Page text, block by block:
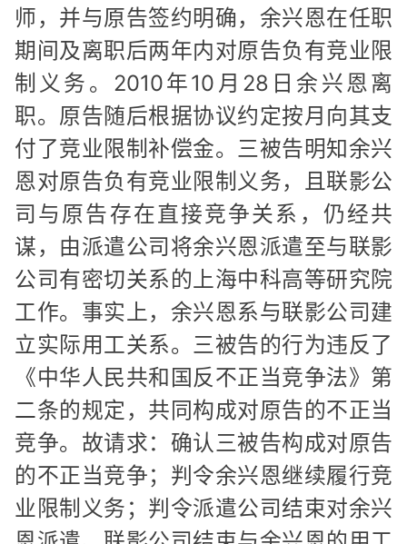
师，并与原告签约明确，余兴恩在任职
期间及离职后两年内对原告负有竞业限
制义务。2010年10月28日余兴恩离
职。原告随后根据协议约定按月向其支
付了竞业限制补偿金。三被告明知余兴
恩对原告负有竞业限制义务，且联影公
司与原告存在直接竞争关系，仍经共
谋，由派遣公司将余兴恩派遣至与联影
公司有密切关系的上海中科高等研究院
工作。事实上，余兴恩系与联影公司建
立实际用工关系。三被告的行为违反了
《中华人民共和国反不正当竞争法》第
二条的规定，共同构成对原告的不正当
竞争。故请求：确认三被告构成对原告
的不正当竞争；判令余兴恩继续履行竞
业限制义务；判令派遣公司结束对余兴